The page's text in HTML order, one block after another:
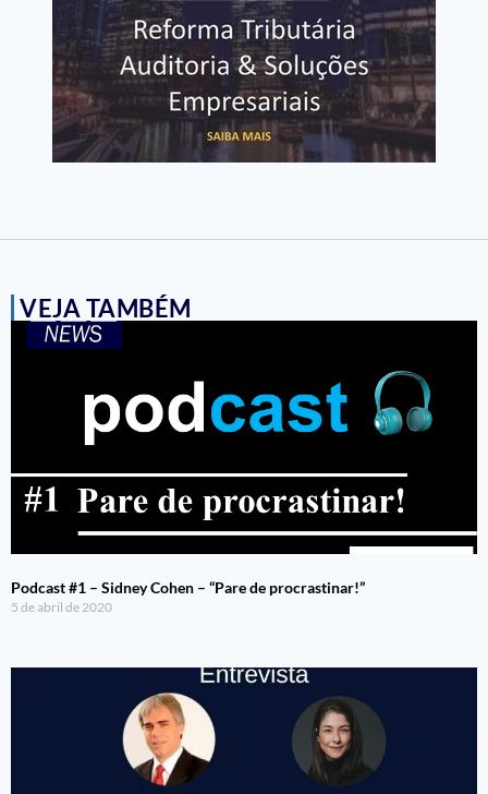
VEJA TAMBÉM
Podcast #1 – Sidney Cohen – “Pare de procrastinar!”
5 de abril de 2020